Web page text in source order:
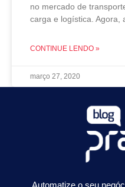
no mercado de
carga e logística. Agora,
CONTINUE LENDO »
março 27, 2020